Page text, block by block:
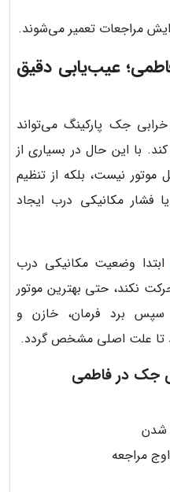
مراجعات تعمیر می‌شوند.
عیب‌یابی دقیق
جک پارکینگ می‌تواند
با این حال در بسیاری از
نیست، بلکه از تنظیم
فشار مکانیکی درب ایجاد
ابتدا وضعیت مکانیکی درب
نکند، حتی بهترین موتور
برد فرمان، خازن و
علت اصلی مشخص گردد.
جک در فاطمی
شدن
مراجعه